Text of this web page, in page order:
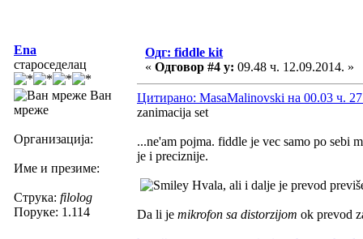
Ena
староседелац
Ван
мреже
Организација:
Име и презиме:
Струка: filolog
Поруке: 1.114
Одг: fiddle kit
« Одговор #4 у: 09.48 ч. 12.09.2014. »
Цитирано: MasaMalinovski на 00.03 ч.
zanimacija set
...ne'am pojma. fiddle je vec samo po sebi
je i preciznije.
Hvala, ali i dalje je prevod
Da li je mikrofon sa distorzijom ok prevod